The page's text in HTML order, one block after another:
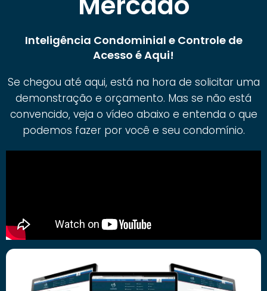
Inteligência Condominial e Controle de
Acesso é Aqui!
Se chegou até aqui, está na hora de solicitar uma
demonstração e orçamento. Mas se não está
convencido, veja o vídeo abaixo e entenda o que
podemos fazer por você e seu condomínio.